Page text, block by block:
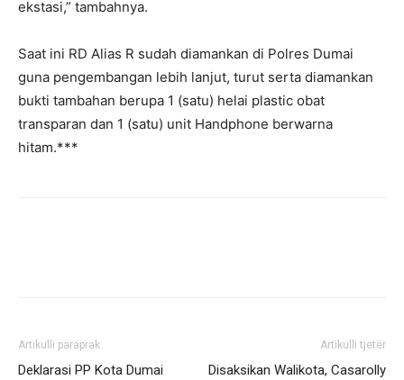
ekstasi,” tambahnya.
Saat ini RD Alias R sudah diamankan di Polres Dumai
guna pengembangan lebih lanjut, turut serta diamankan
bukti tambahan berupa 1 (satu) helai plastic obat
transparan dan 1 (satu) unit Handphone berwarna
hitam.***
Artikulli paraprak
Deklarasi PP Kota Dumai
Artikulli tjetër
Disaksikan Walikota, Casarolly